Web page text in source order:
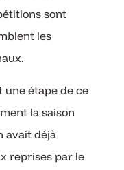
sont
les
étape de ce
la saison
avait déjà
reprises par le